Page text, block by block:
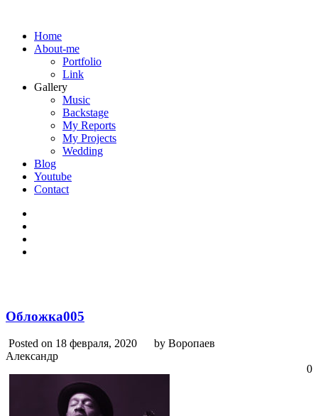
Home
About-me
Portfolio
Link
Gallery
Music
Backstage
My Reports
My Projects
Wedding
Blog
Youtube
Contact
Обложка005
Posted on 18 февраля, 2020
by Воропаев
Александр
0